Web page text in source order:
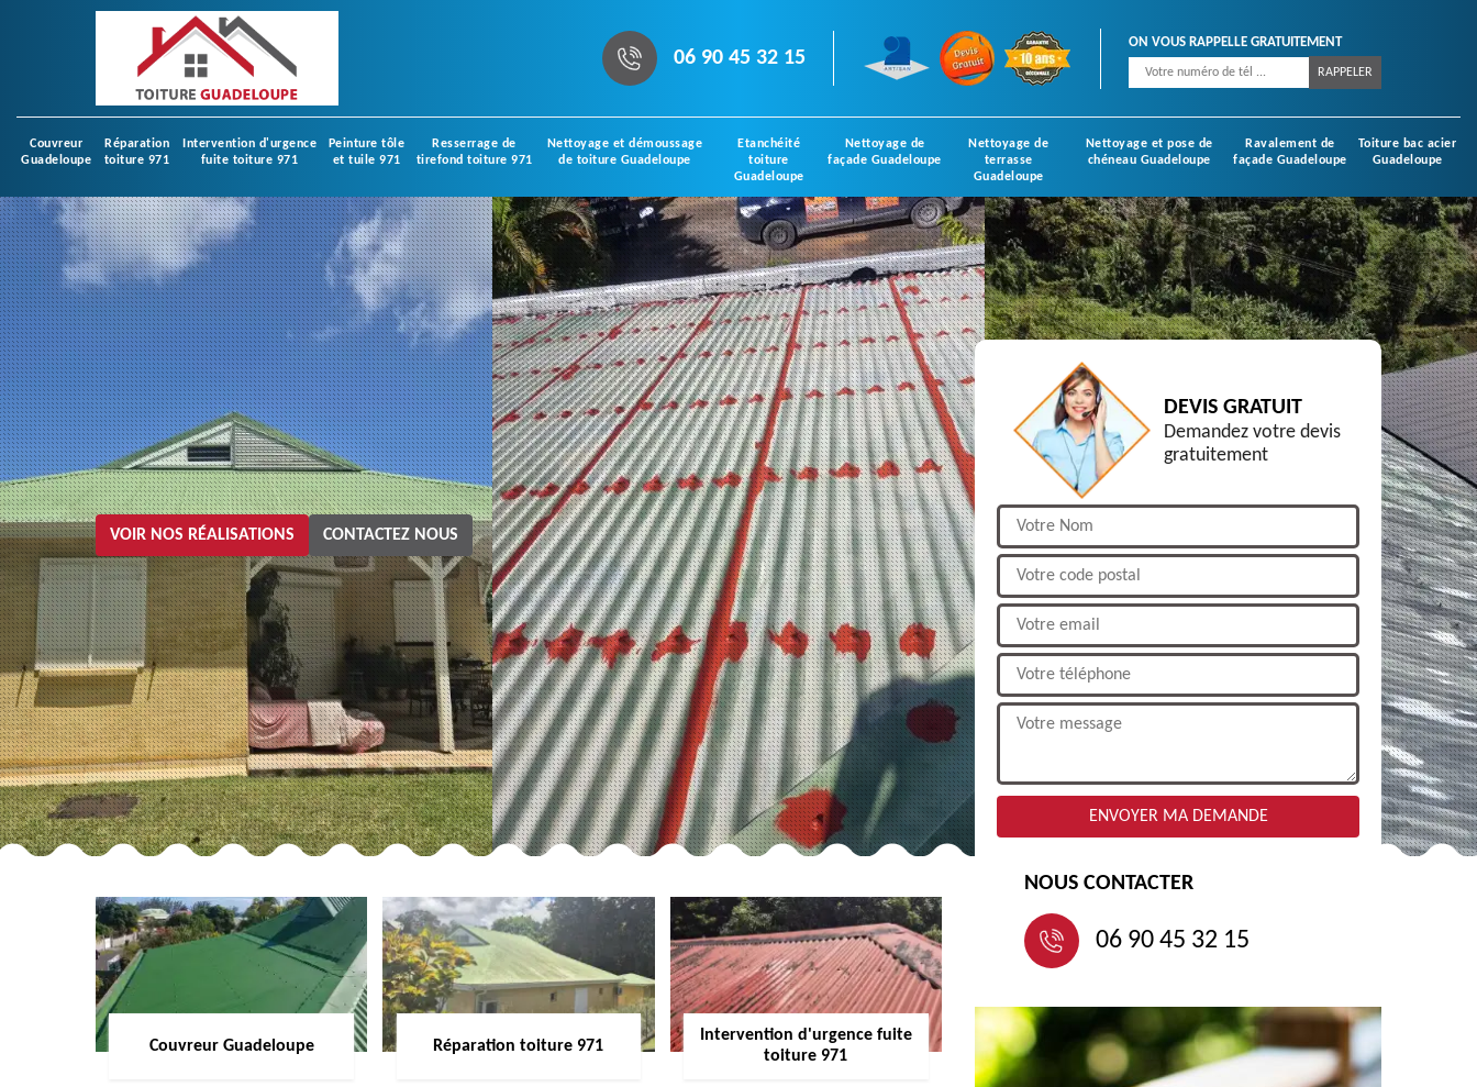
06 90 45 32 15
ON VOUS RAPPELLE GRATUITEMENT
Couvreur
Guadeloupe
Réparation
toiture 971
Intervention d'urgence
fuite toiture 971
Peinture tôle
et tuile 971
Resserrage de
tirefond toiture 971
Nettoyage et démoussage
de toiture Guadeloupe
Etanchéité
toiture
Guadeloupe
Nettoyage de
façade Guadeloupe
Nettoyage de
terrasse
Guadeloupe
Nettoyage et pose de
chéneau Guadeloupe
Ravalement de
façade Guadeloupe
Toiture bac acier
Guadeloupe
VOIR NOS RÉALISATIONS CONTACTEZ NOUS
Couvreur Guadeloupe Réparation toiture 971
Intervention d'urgence fuite
toiture 971
DEVIS GRATUIT
Demandez votre devis
gratuitement
NOUS CONTACTER
06 90 45 32 15